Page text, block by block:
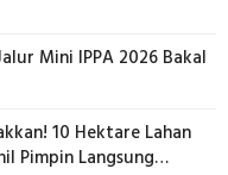
Mini IPPA 2026 Bakal
10 Hektare Lahan
Pimpin Langsung